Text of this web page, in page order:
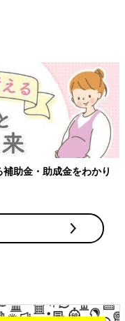
助金・助成金をわかり